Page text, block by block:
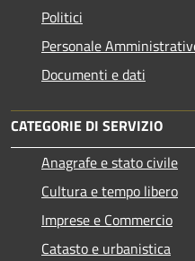
Politici
Personale
Documenti e dati
CATEGORIE DI SERVIZIO
Anagrafe e stato civile
Cultura e tempo libero
Imprese e Commercio
Catasto e urbanistica